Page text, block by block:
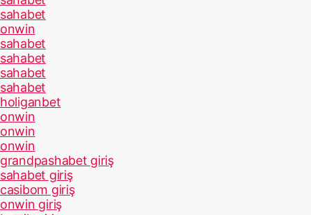
sahabet
onwin
sahabet
sahabet
sahabet
sahabet
holiganbet
onwin
onwin
onwin
grandpashabet giriş
sahabet giriş
casibom giriş
onwin giriş